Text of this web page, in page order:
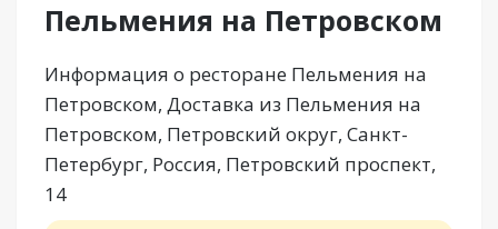
Пельмения на Петровском
Информация о ресторане Пельмения на
Петровском, Доставка из Пельмения на
Петровском, Петровский округ, Санкт-
Петербург, Россия, Петровский проспект,
14